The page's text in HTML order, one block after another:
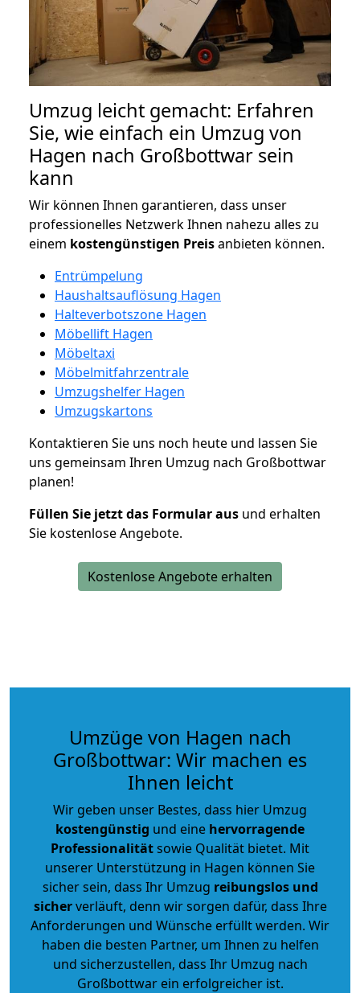
Umzug leicht gemacht: Erfahren
Sie, wie einfach ein Umzug von
Hagen nach Großbottwar sein
kann
Wir können Ihnen garantieren, dass unser
professionelles Netzwerk Ihnen nahezu alles zu
einem kostengünstigen Preisanbieten können.
Entrümpelung
Haushaltsauflösung Hagen
Halteverbotszone Hagen
Möbellift Hagen
Möbeltaxi
Möbelmitfahrzentrale
Umzugshelfer Hagen
Umzugskartons
Kontaktieren Sie uns noch heute und lassen Sie
uns gemeinsam Ihren Umzug nach Großbottwar
planen!
Füllen Sie jetzt das Formular aus und erhalten
Sie kostenlose Angebote.
Kostenlose Angebote erhalten
Umzüge von Hagen nach
Großbottwar: Wir machen es
Ihnen leicht
Wir geben unser Bestes, dass hier Umzug
kostengünstig und eine hervorragende
Professionalitätsowie Qualität bietet. Mit
unserer Unterstützung in Hagen können Sie
sicher sein, dass Ihr Umzug reibungslos und
sicherverläuft, denn wir sorgen dafür, dass Ihre
Anforderungen und Wünsche erfüllt werden. Wir
haben die besten Partner, um Ihnen zu helfen
und sicherzustellen, dass Ihr Umzug nach
Großbottwar ein erfolgreicher ist.